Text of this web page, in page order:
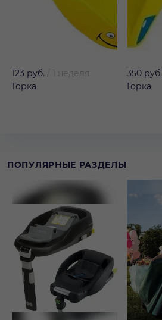
123 руб.
1 неделя
Горка
350 руб.
Горка
ПОПУЛЯРНЫЕ РАЗДЕЛЫ